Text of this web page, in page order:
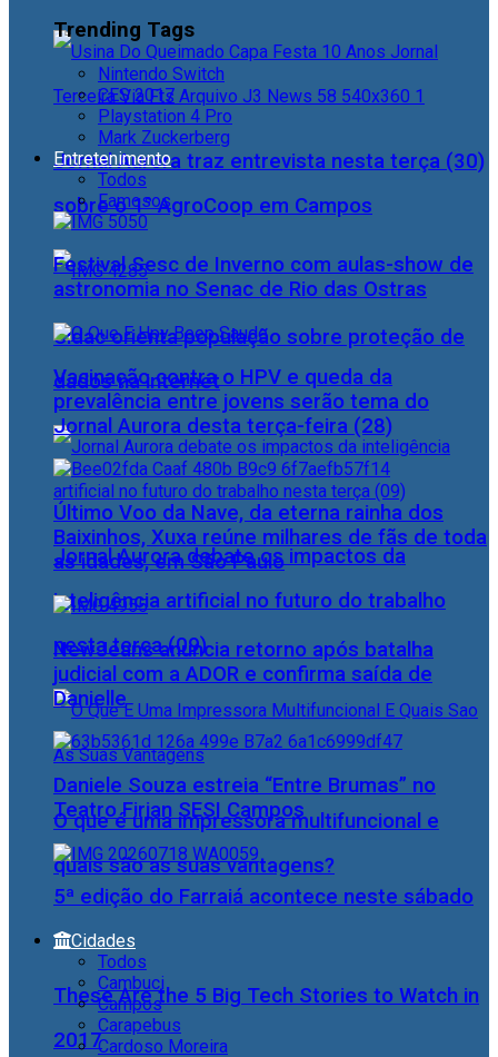
Jornal Aurora traz entrevista nesta terça (30)
sobre o 1° AgroCoop em Campos
Cidac orienta população sobre proteção de
dados na internet
Jornal Aurora debate os impactos da
inteligência artificial no futuro do trabalho
nesta terça (09)
O que é uma impressora multifuncional e
quais são as suas vantagens?
These Are the 5 Big Tech Stories to Watch in
2017
Trending Tags
Nintendo Switch
CES 2017
Playstation 4 Pro
Mark Zuckerberg
Entretenimento
Todos
Famosos
Festival Sesc de Inverno com aulas-show de
astronomia no Senac de Rio das Ostras
Vacinação contra o HPV e queda da
prevalência entre jovens serão tema do
Jornal Aurora desta terça-feira (28)
Último Voo da Nave, da eterna rainha dos
Baixinhos, Xuxa reúne milhares de fãs de toda
as idades, em São Paulo
NewJeans anuncia retorno após batalha
judicial com a ADOR e confirma saída de
Danielle
Daniele Souza estreia “Entre Brumas” no
Teatro Firjan SESI Campos
5ª edição do Farraiá acontece neste sábado
Cidades
Todos
Cambuci
Campos
Carapebus
Cardoso Moreira